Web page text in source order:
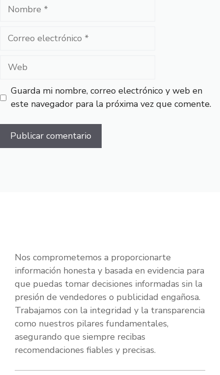
Nombre
Correo
Web
Guarda mi nombre, correo electrónico y web en
este navegador para la próxima vez que comente.
Nos comprometemos a proporcionarte
información honesta y basada en evidencia para
que puedas tomar decisiones informadas sin la
presión de vendedores o publicidad engañosa.
Trabajamos con la integridad y la transparencia
como nuestros pilares fundamentales,
asegurando que siempre recibas
recomendaciones fiables y precisas.